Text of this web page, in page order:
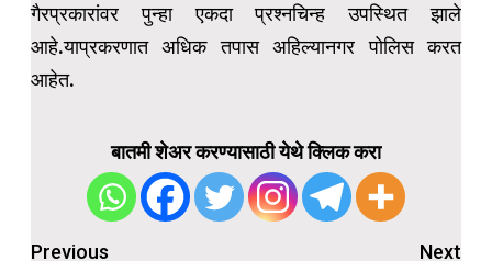
गैरप्रकारांवर पुन्हा एकदा प्रश्नचिन्ह उपस्थित झाले
आहे.याप्रकरणात अधिक तपास अहिल्यानगर पोलिस करत
आहेत.
बातमी शेअर करण्यासाठी येथे क्लिक करा
Post
Previous
Next